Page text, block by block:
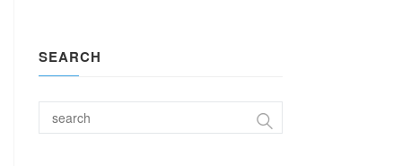
SEARCH